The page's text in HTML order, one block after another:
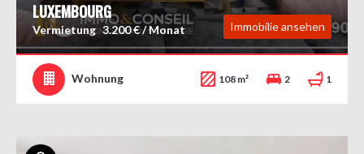
LUXEMBOURG
Vermietung 3.200 € / Monat Immobilie ansehen
Wohnung 108 m² 2 1